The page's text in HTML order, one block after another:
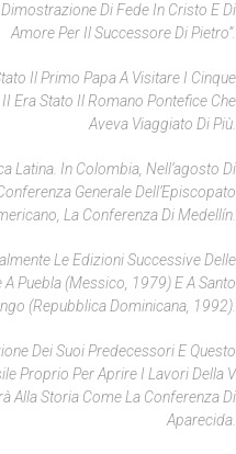
Di Fede In Cristo E Di
Amore Per Il Successore Di Pietro”.
Il Primo Papa A Visitare I Cinque
Era Stato Il Romano Pontefice Che
Aveva Viaggiato Di Più.
Latina. In Colombia, Nell’agosto Di
Generale Dell’Episcopato
La Conferenza Di Medellín.
Le Edizioni Successive Delle
Puebla (Messico, 1979) E A Santo
(Repubblica Dominicana, 1992).
Dei Suoi Predecessori E Questo
Proprio Per Aprire I Lavori Della V
Alla Storia Come La Conferenza Di
Aparecida.